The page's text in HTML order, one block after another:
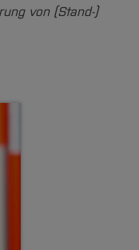
von (Stand-)